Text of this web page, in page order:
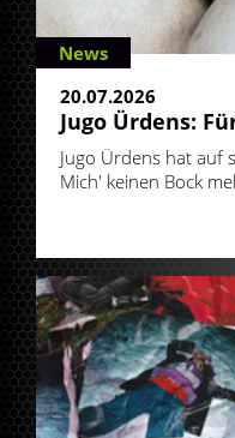
News
20.07.2026
Jugo Ürdens:
Jugo Ürdens hat auf
Mich' keinen Bock